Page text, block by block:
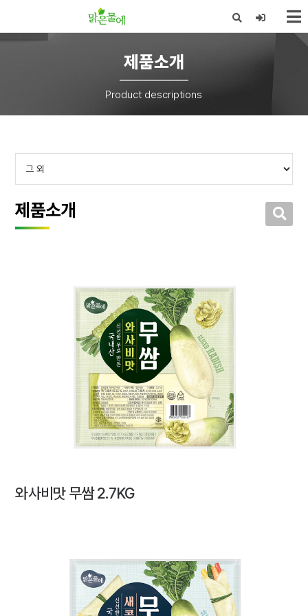
제품소개
Product descriptions
제품소개
와사비맛 무쌈 2.7KG